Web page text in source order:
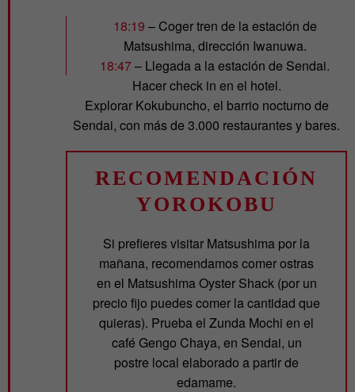
18:19 – Coger tren de la estación de
Matsushima, dirección Iwanuwa.
18:47– Llegada a la estación de Sendai.
Hacer check in en el hotel.
Explorar Kokubuncho, el barrio nocturno de
Sendai, con más de 3.000 restaurantes y bares.
RECOMENDACIÓN
YOROKOBU
Si prefieres visitar Matsushima por la
mañana, recomendamos comer ostras
en el Matsushima Oyster Shack (por un
precio fijo puedes comer la cantidad que
quieras). Prueba el Zunda Mochi en el
café Gengo Chaya, en Sendai, un
postre local elaborado a partir de
edamame.